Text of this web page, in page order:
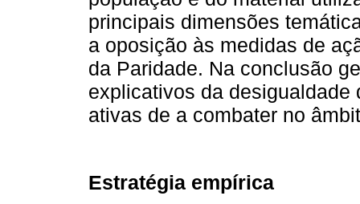
principais dimensões
a oposição às medidas de
da Paridade. Na conclusão
explicativos da desigualdade
ativas de a combater no
Estratégia empírica